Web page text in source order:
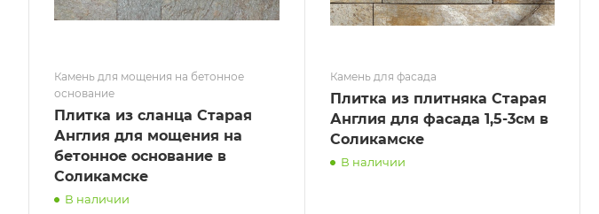
Камень для мощения на бетонное
основание
Плитка из сланца Старая
Англия для мощения на
бетонное основание в
Соликамске
В наличии
Камень для фасада
Плитка из плитняка Старая
Англия для фасада 1,5-3см в
Соликамске
В наличии